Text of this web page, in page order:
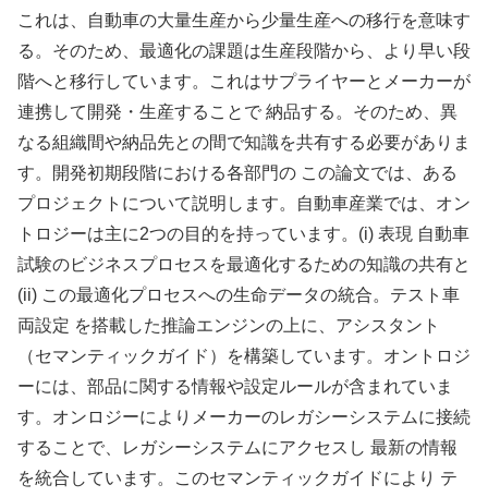
これは、自動車の大量生産から少量生産への移行を意味す
る。そのため、最適化の課題は生産段階から、より早い段
階へと移行しています。これはサプライヤーとメーカーが
連携して開発・生産することで 納品する。そのため、異
なる組織間や納品先との間で知識を共有する必要がありま
す。開発初期段階における各部門の この論文では、ある
プロジェクトについて説明します。自動車産業では、オン
トロジーは主に2つの目的を持っています。(i) 表現 自動車
試験のビジネスプロセスを最適化するための知識の共有と
(ii) この最適化プロセスへの生命データの統合。テスト車
両設定 を搭載した推論エンジンの上に、アシスタント
（セマンティックガイド）を構築しています。オントロジ
ーには、部品に関する情報や設定ルールが含まれていま
す。オンロジーによりメーカーのレガシーシステムに接続
することで、レガシーシステムにアクセスし 最新の情報
を統合しています。このセマンティックガイドにより テ